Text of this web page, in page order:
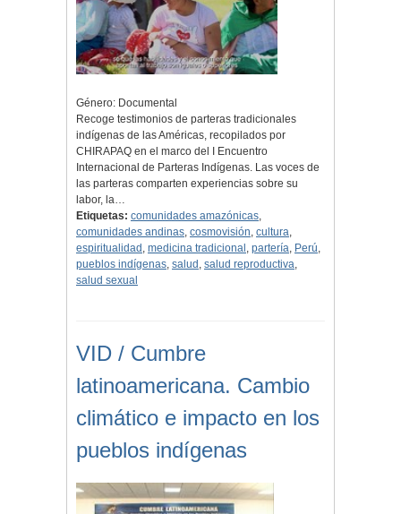
Género: Documental
Recoge testimonios de parteras tradicionales
indígenas de las Américas, recopilados por
CHIRAPAQ en el marco del I Encuentro
Internacional de Parteras Indígenas. Las voces de
las parteras comparten experiencias sobre su
labor, la…
Etiquetas: comunidades amazónicas,
comunidades andinas, cosmovisión, cultura,
espiritualidad , medicina tradicional , partería, Perú,
pueblos indígenas, salud , salud reproductiva,
salud sexual
VID / Cumbre
latinoamericana. Cambio
climático e impacto en los
pueblos indígenas